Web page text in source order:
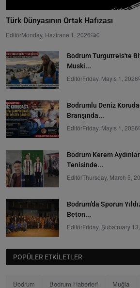
Türk Dünyasının Ortak Hafızası
EditörMonday, Hazirane 1, 2026 0
Bodrum Turgutreis'te
Muski...
EditörFriday, Mayıs 1, 2026
Bodrumlu Deniz
Branşında...
EditörFriday, Mayıs 1, 2026
Bodrum Kerem
Tenisinde...
EditörThursday, March 5,
Bodrum’da Sporun
Beton...
EditörFriday, Şubatruary
POPÜLER ETKILETLER
Bodrum Bodrum Haberleri Muğla